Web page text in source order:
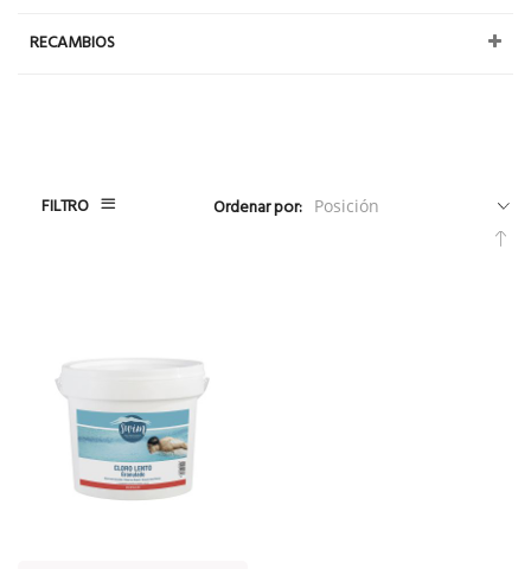
FILTRO
Ordenar por:
RECAMBIOS